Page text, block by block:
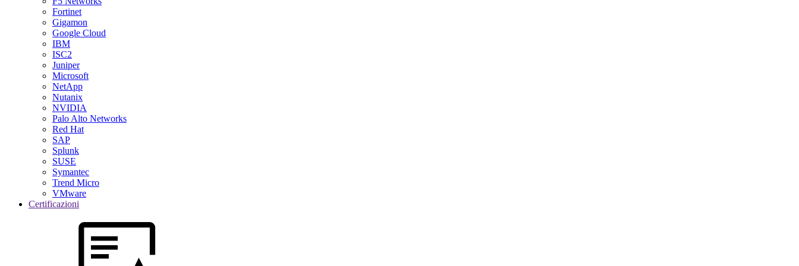
Fortinet
Gigamon
Google Cloud
IBM
ISC2
Juniper
Microsoft
NetApp
Nutanix
NVIDIA
Palo Alto Networks
Red Hat
SAP
Splunk
SUSE
Symantec
Trend Micro
VMware
Certificazioni